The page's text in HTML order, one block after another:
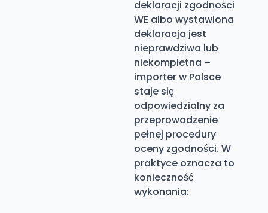
deklaracji zgodności
WE albo wystawiona
deklaracja jest
nieprawdziwa lub
niekompletna –
importer w Polsce
staje się
odpowiedzialny za
przeprowadzenie
pełnej procedury
oceny zgodności. W
praktyce oznacza to
konieczność
wykonania: